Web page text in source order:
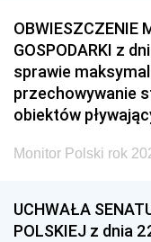
OBWIESZCZENIE
GOSPODARKI z
sprawie
przechowywanie
obiektów
Monitor Polski rok
UCHWAŁA
POLSKIEJ z dnia